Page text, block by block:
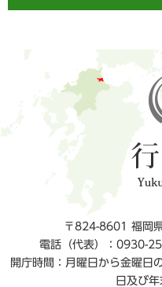
〒824-8601 福岡
電話（代表）：0930-
開庁時間：月曜日から金曜日
日及び年